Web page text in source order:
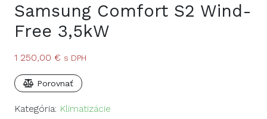
Samsung Comfort S2 Wind-
Free 3,5kW
1 250,00 € s DPH
Porovnať
Kategória: Klimatizácie